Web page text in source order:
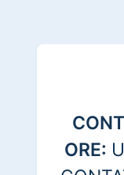
ORE: